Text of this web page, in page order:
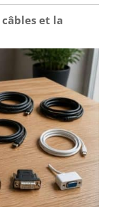
et la